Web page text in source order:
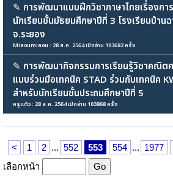
✎ การพัฒนาแบบฝึกวิชาภาษาไทยเรื่องกา
นักเรียนชั้นมัธยมศึกษาปีที่ 3 โรงเรียนบ้าน
จ.ระยอง
Miaoumiaou : 28 ส.ค. 2564 เปิดอ่าน 103682 ครั้ง
✎ การพัฒนากิจกรรมการเรียนรู้วิชาคณิต
แบบร่วมมือเทคนิค STAD ร่วมกับเทคนิค
สำหรับนักเรียนชั้นประถมศึกษาปีที่ 5
ครูแต้ว : 28 ส.ค. 2564 เปิดอ่าน 103868 ครั้ง
< 1 2 ... 552 553 554 ... 1977
เลือกหน้า